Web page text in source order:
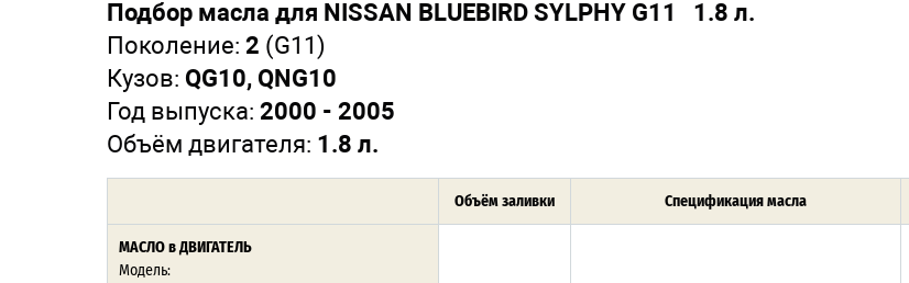
Подбор масла для NISSAN BLUEBIRD SYLPHY G11 1.8 л.
Поколение: 2 (G11)
Кузов: QG10, QNG10
Год выпуска: 2000 - 2005
Объём двигателя: 1.8 л.
Объём заливки Спецификация масла
МАСЛО в ДВИГАТЕЛЬ
Модель: